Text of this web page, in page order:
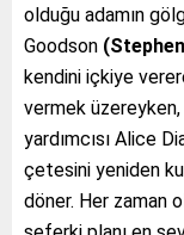
olduğu adamın
Goodson
kendini içkiye
vermek
yardımcısı Alice
çetesini yeniden
döner. Her zaman